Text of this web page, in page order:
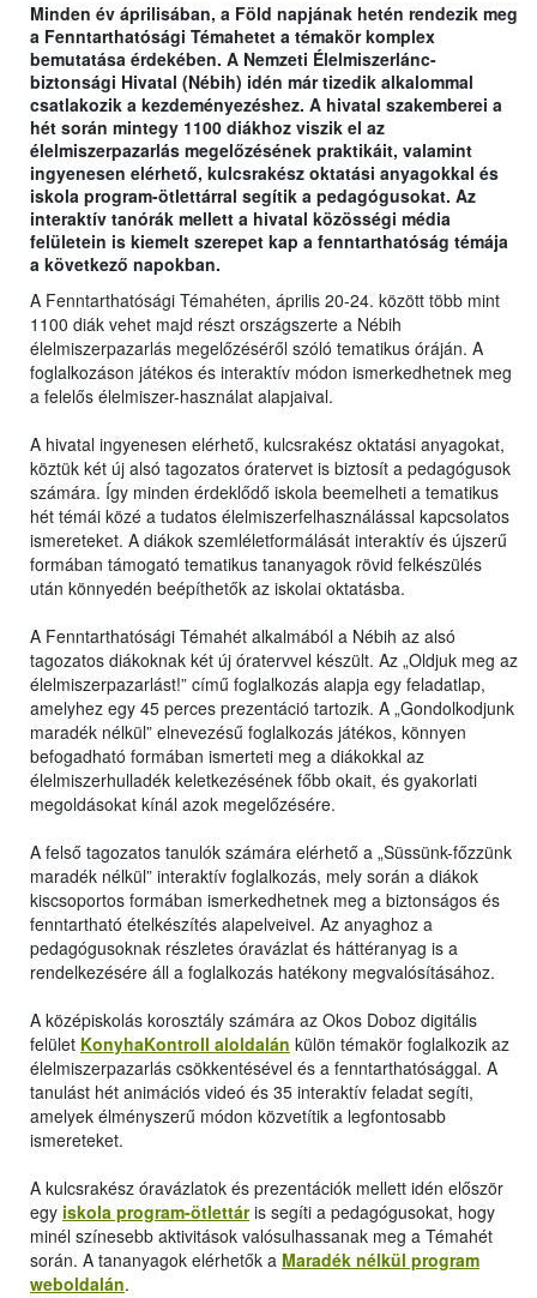
Minden év áprilisában, a Föld napjának hetén rendezik meg
a Fenntarthatósági Témahetet a témakör komplex
bemutatása érdekében. A Nemzeti Élelmiszerlánc-
biztonsági Hivatal (Nébih) idén már tizedik alkalommal
csatlakozik a kezdeményezéshez. A hivatal szakemberei a
hét során mintegy 1100 diákhoz viszik el az
élelmiszerpazarlás megelőzésének praktikáit, valamint
ingyenesen elérhető, kulcsrakész oktatási anyagokkal és
iskola program-ötlettárral segítik a pedagógusokat. Az
interaktív tanórák mellett a hivatal közösségi média
felületein is kiemelt szerepet kap a fenntarthatóság témája
a következő napokban.
A Fenntarthatósági Témahéten, április 20-24. között több mint
1100 diák vehet majd részt országszerte a Nébih
élelmiszerpazarlás megelőzéséről szóló tematikus óráján. A
foglalkozáson játékos és interaktív módon ismerkedhetnek meg
a felelős élelmiszer-használat alapjaival.
A hivatal ingyenesen elérhető, kulcsrakész oktatási anyagokat,
köztük két új alsó tagozatos óratervet is biztosít a pedagógusok
számára. Így minden érdeklődő iskola beemelheti a tematikus
hét témái közé a tudatos élelmiszerfelhasználással kapcsolatos
ismereteket. A diákok szemléletformálását interaktív és újszerű
formában támogató tematikus tananyagok rövid felkészülés
után könnyedén beépíthetők az iskolai oktatásba.
A Fenntarthatósági Témahét alkalmából a Nébih az alsó
tagozatos diákoknak két új óratervvel készült. Az „Oldjuk meg az
élelmiszerpazarlást!” című foglalkozás alapja egy feladatlap,
amelyhez egy 45 perces prezentáció tartozik. A „Gondolkodjunk
maradék nélkül” elnevezésű foglalkozás játékos, könnyen
befogadható formában ismerteti meg a diákokkal az
élelmiszerhulladék keletkezésének főbb okait, és gyakorlati
megoldásokat kínál azok megelőzésére.
A felső tagozatos tanulók számára elérhető a „Süssünk-főzzünk
maradék nélkül” interaktív foglalkozás, mely során a diákok
kiscsoportos formában ismerkedhetnek meg a biztonságos és
fenntartható ételkészítés alapelveivel. Az anyaghoz a
pedagógusoknak részletes óravázlat és háttéranyag is a
rendelkezésére áll a foglalkozás hatékony megvalósításához.
A középiskolás korosztály számára az Okos Doboz digitális
felület KonyhaKontroll aloldalán külön témakör foglalkozik az
élelmiszerpazarlás csökkentésével és a fenntarthatósággal. A
tanulást hét animációs videó és 35 interaktív feladat segíti,
amelyek élményszerű módon közvetítik a legfontosabb
ismereteket.
A kulcsrakész óravázlatok és prezentációk mellett idén először
egy iskola program-ötlettáris segíti a pedagógusokat, hogy
minél színesebb aktivitások valósulhassanak meg a Témahét
során. A tananyagok elérhetők a Maradék nélkül program
weboldalán.